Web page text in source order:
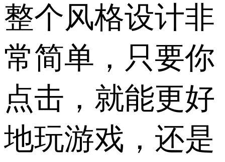
整个风格设计非
常简单，只要你
点击，就能更好
地玩游戏，还是